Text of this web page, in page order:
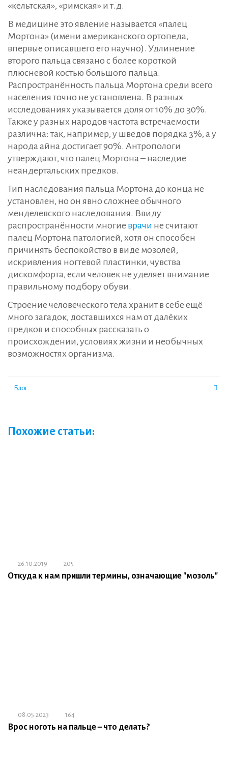
«кельтская», «римская» и т.д.
В медицине это явление называется «палец
Мортона» (имени американского ортопеда,
впервые описавшего его научно). Удлинение
второго пальца связано с более короткой
плюсневой костью большого пальца.
Распространённость пальца Мортона среди всего
населения точно не установлена. В разных
исследованиях указывается доля от 10% до 30%.
Также у разных народов частота встречаемости
различна: так, например, у шведов порядка 3%, а у
народа айна достигает 90%. Антропологи
утверждают, что палец Мортона – наследие
неандертальских предков.
Тип наследования пальца Мортона до конца не
установлен, но он явно сложнее обычного
менделевского наследования. Ввиду
распространённости многие врачи не считают
палец Мортона патологией, хотя он способен
причинять беспокойство в виде мозолей,
искривления ногтевой пластинки, чувства
дискомфорта, если человек не уделяет внимание
правильному подбору обуви.
Строение человеческого тела хранит в себе ещё
много загадок, доставшихся нам от далёких
предков и способных рассказать о
происхождении, условиях жизни и необычных
возможностях организма.
Блог
Похожие статьи:
26.10.2019 205
Откуда к нам пришли термины, означающие "мозоль"
08.05.2023 164
Врос ноготь на пальце – что делать?